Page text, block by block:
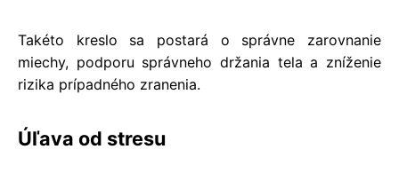
Takéto kreslo sa postará o správne zarovnanie
miechy, podporu správneho držania tela a zníženie
rizika prípadného zranenia.
​Úľava od stresu